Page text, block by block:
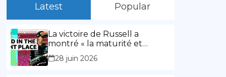
Latest Popular
La victoire de Russell a
montré « la maturité et
l’expérience » Vidéo,
00:02:03La victoire de Russell
28 juin 2026